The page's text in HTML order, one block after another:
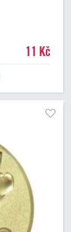
11 Kč